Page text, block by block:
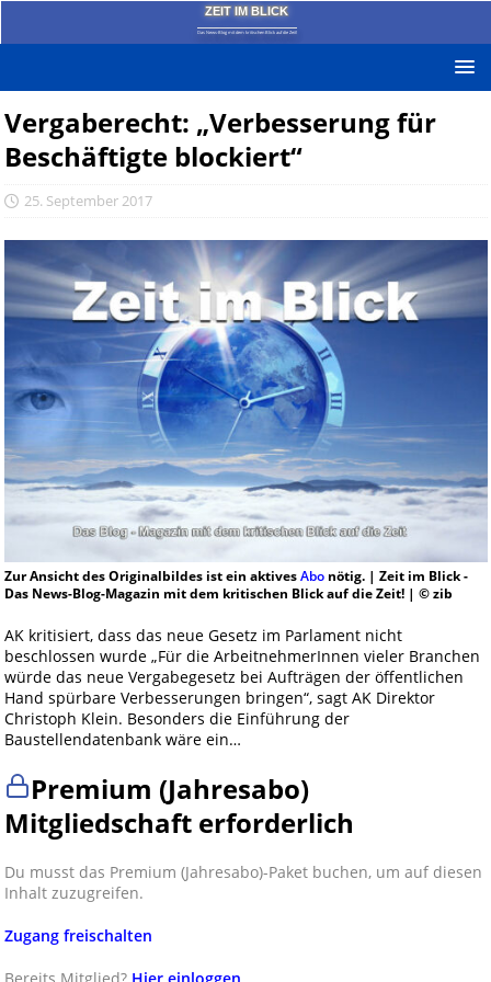
ZEIT IM BLICK
Das News-Blog mit dem kritischen Blick auf die Zeit!
Vergaberecht: „Verbesserung für
Beschäftigte blockiert“
25. September 2017
Zur Ansicht des Originalbildes ist ein aktivesAbonötig. | Zeit im Blick -
Das News-Blog-Magazin mit dem kritischen Blick auf die Zeit! | © zib
AK kritisiert, dass das neue Gesetz im Parlament nicht
beschlossen wurde „Für die ArbeitnehmerInnen vieler Branchen
würde das neue Vergabegesetz bei Aufträgen der öffentlichen
Hand spürbare Verbesserungen bringen“, sagt AK Direktor
Christoph Klein. Besonders die Einführung der
Baustellendatenbank wäre ein…
Premium (Jahresabo)
Mitgliedschaft erforderlich
Du musst das Premium (Jahresabo)-Paket buchen, um auf diesen
Inhalt zuzugreifen.
Zugang freischalten